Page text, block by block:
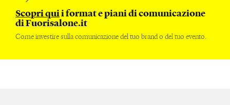
Scopri quii format e piani di comunicazione
di Fuorisalone.it
Come investire sulla comunicazione del tuo brand o del tuo evento.